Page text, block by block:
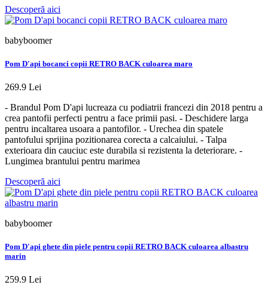
Descoperă aici
babyboomer
Pom D'api bocanci copii RETRO BACK culoarea maro
269.9 Lei
- Brandul Pom D'api lucreaza cu podiatrii francezi din 2018 pentru a
crea pantofii perfecti pentru a face primii pasi. - Deschidere larga
pentru incaltarea usoara a pantofilor. - Urechea din spatele
pantofului sprijina pozitionarea corecta a calcaiului. - Talpa
exterioara din cauciuc este durabila si rezistenta la deteriorare. -
Lungimea brantului pentru marimea
Descoperă aici
babyboomer
Pom D'api ghete din piele pentru copii RETRO BACK culoarea albastru
marin
259.9 Lei